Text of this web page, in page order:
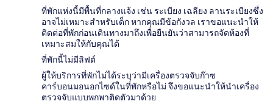
ที่พักแห่งนี้มีพื้นที่กลางแจ้ง เช่น ระเบียง เฉลียง ลานระเบียงซึ่ง
อาจไม่เหมาะสำหรับเด็ก หากคุณมีข้อกังวล เราขอแนะนำให้
ติดต่อที่พักก่อนเดินทางมาถึงเพื่อยืนยันว่าสามารถจัดห้องที่
เหมาะสมให้กับคุณได้
ที่พักนี้ไม่มีลิฟต์
ผู้ให้บริการที่พักไม่ได้ระบุว่ามีเครื่องตรวจจับก๊าซ
คาร์บอนมอนอกไซด์ในที่พักหรือไม่ จึงขอแนะนำให้นำเครื่อง
ตรวจจับแบบพกพาติดตัวมาด้วย